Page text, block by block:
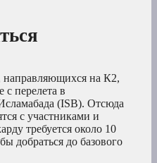
направляющихся на К2,
с перелета в
(ISB). Отсюда
с участниками и
требуется около 10
добраться до базового